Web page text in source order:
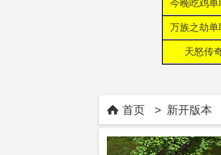
 首页 > 新开版本